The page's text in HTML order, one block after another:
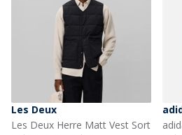
Les Deux
Les Deux Herre Matt Vest Sort